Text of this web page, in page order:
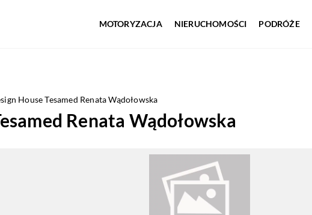
MOTORYZACJA NIERUCHOMOŚCI PODRÓŻE
House Tesamed Renata Wądołowska
Renata Wądołowska